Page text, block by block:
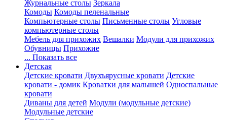
Журнальные столы Зеркала
Комоды Комоды пеленальные
Компьютерные столы Письменные столы Угловые
компьютерные столы
Мебель для прихожих Вешалки Модули для прихожих
Обувницы Прихожие
... Показать все
Детская
Детские кровати Двухъярусные кровати Детские
кровати - домик Кроватки для малышей Односпальные
кровати
Диваны для детей Модули (модульные детские)
Модульные детские